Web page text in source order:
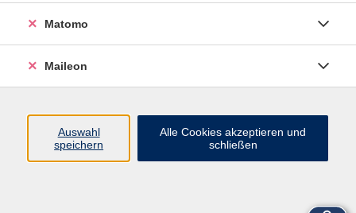
Matomo
Maileon
Auswahl
speichern
Alle Cookies akzeptieren und
schließen